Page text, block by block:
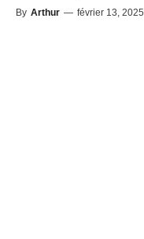
By Arthur — février 13, 2025